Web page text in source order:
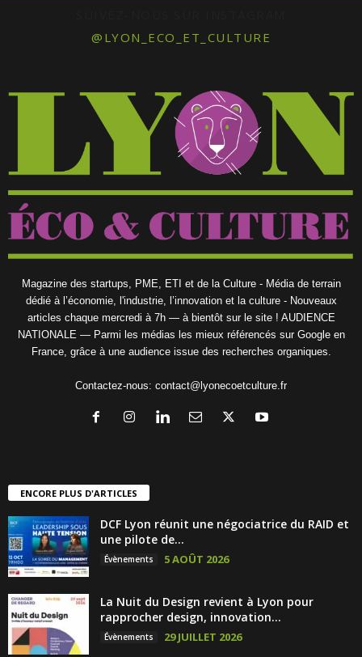
@LYON_ECO_ET_CULTURE
Magazine des startups, PME, ETI et de la Culture - Média de terrain
dédié à l’économie, l'industrie, l’innovation et la culture - Nouveaux
articles chaque mercredi à 7h — à bientôt sur le site ! AUDIENCE
NATIONALE — Parmi les médias les mieux référencés sur Google en
France, grâce à une audience issue des recherches organiques.
Contactez-nous: contact@lyonecoetculture.fr
ENCORE PLUS D'ARTICLES
DCF Lyon réunit une négociatrice du RAID et
une pilote de...
Évènements 5 AOÛT 2026
La Nuit du Design revient à Lyon pour
rapprocher design, innovation...
Évènements 29 JUILLET 2026